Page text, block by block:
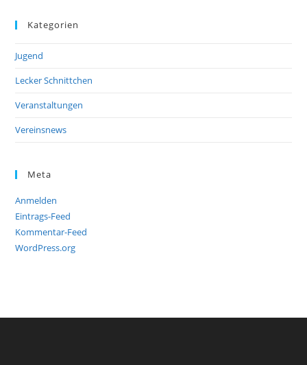
Kategorien
Jugend
Lecker Schnittchen
Veranstaltungen
Vereinsnews
Meta
Anmelden
Eintrags-Feed
Kommentar-Feed
WordPress.org